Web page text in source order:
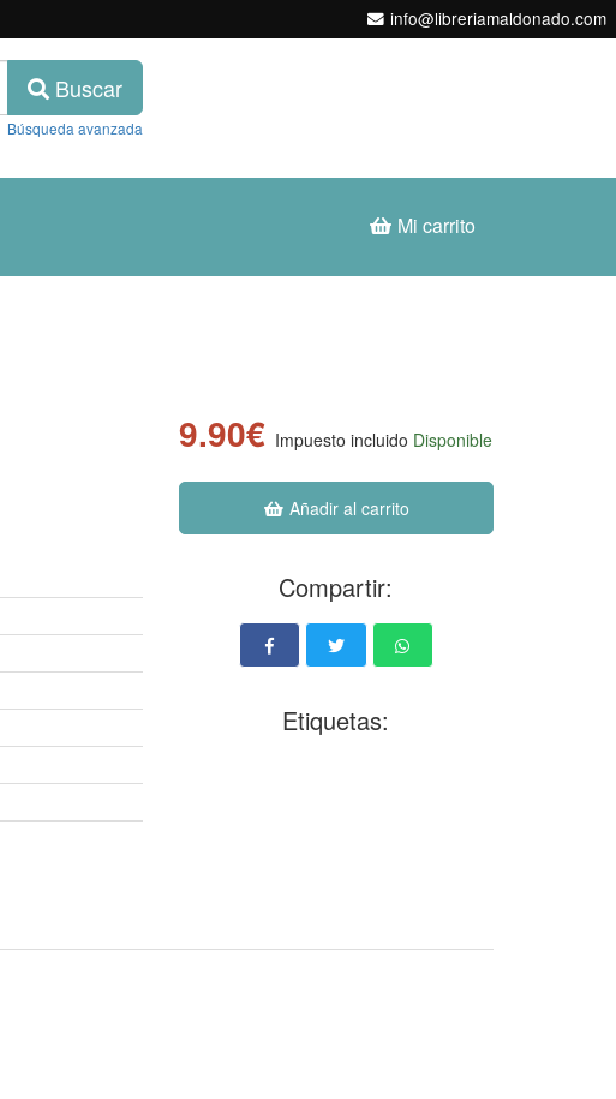
info@libreriamaldonado.com
Buscar
Búsqueda avanzada
Mi carrito
9.90€ Impuesto incluido Disponible
Añadir al carrito
Compartir:
Etiquetas: